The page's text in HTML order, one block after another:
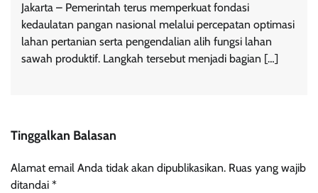
Jakarta – Pemerintah terus memperkuat fondasi
kedaulatan pangan nasional melalui percepatan optimasi
lahan pertanian serta pengendalian alih fungsi lahan
sawah produktif. Langkah tersebut menjadi bagian […]
Tinggalkan Balasan
Alamat email Anda tidak akan dipublikasikan. Ruas yang wajib
ditandai *